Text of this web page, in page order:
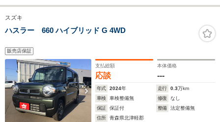
スズキ
ハスラー 660 ハイブリッド G 4WD
販売店保証
支払総額
応談
本体価格
---
年式 2024年 走行 0.3万km
車検
車検整備無 修復
なし
保証
保証付 整備
法定整備無
住所
青森県北津軽郡